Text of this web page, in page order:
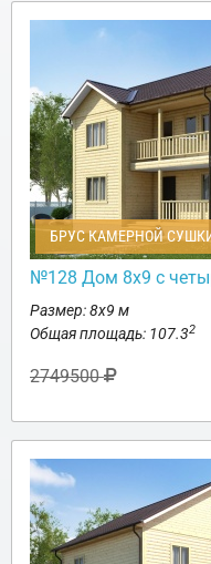
БРУС КАМЕРНОЙ
№128 Дом 8х9 с
Размер: 8х9 м
Общая площадь: 107.32
2749500